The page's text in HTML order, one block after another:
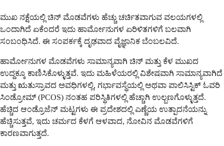
ಮುಖ ನಕ್ಷೆಯಲ್ಲಿ ಚಿನ್ ಮೊಡವೆಗಳು ಹೆಚ್ಚು ಚರ್ಚಿತವಾಗುವ ವಲಯಗಳಲ್ಲಿ
ಒಂದಾಗಿದೆ ಏಕೆಂದರೆ ಇದು ಹಾರ್ಮೋನುಗಳ ಏರಿಳಿತಗಳಿಗೆ ಬಲವಾಗಿ
ಸಂಬಂಧಿಸಿದೆ. ಈ ಸಂಪರ್ಕಕ್ಕೆ ದೃಢವಾದ ವೈಜ್ಞಾನಿಕ ಬೆಂಬಲವಿದೆ.
ಹಾರ್ಮೋನುಗಳ ಮೊಡವೆಗಳು ಸಾಮಾನ್ಯವಾಗಿ ಚಿನ್ ಮತ್ತು ಕೆಳ ಮುಖದ
ಉದ್ದಕ್ಕೂ ಕಾಣಿಸಿಕೊಳ್ಳುತ್ತವೆ. ಇದು ಮಹಿಳೆಯರಲ್ಲಿ ವಿಶೇಷವಾಗಿ ಸಾಮಾನ್ಯವಾಗಿದೆ
ಮತ್ತು ಋತುಸ್ರಾವದ ಅವಧಿಗಳಲ್ಲಿ, ಗರ್ಭಾವಸ್ಥೆಯಲ್ಲಿ ಅಥವಾ ಪಾಲಿಸಿಸ್ಟಿಕ್ ಓವರಿ
ಸಿಂಡ್ರೋಮ್ (PCOS) ನಂತಹ ಪರಿಸ್ಥಿತಿಗಳಲ್ಲಿ ಹೆಚ್ಚಾಗಿ ಉಲ್ಬಣಗೊಳ್ಳುತ್ತದೆ.
ಹೆಚ್ಚಿದ ಆಂಡ್ರೊಜೆನ್ ಮಟ್ಟಗಳು ಈ ಪ್ರದೇಶದಲ್ಲಿ ಎಣ್ಣೆಯ ಉತ್ಪಾದನೆಯನ್ನು
ಹೆಚ್ಚಿಸುತ್ತವೆ, ಇದು ಚರ್ಮದ ಕೆಳಗೆ ಆಳವಾದ, ನೋವಿನ ಮೊಡವೆಗಳಿಗೆ
ಕಾರಣವಾಗುತ್ತದೆ.